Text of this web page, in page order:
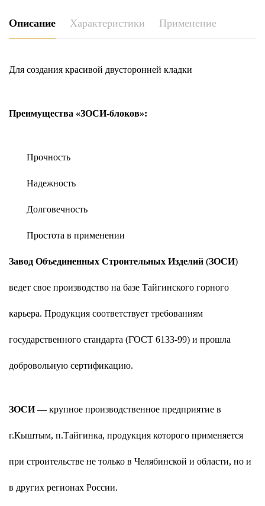
Описание Характеристики Применение
Для создания красивой двусторонней кладки
Преимущества «ЗОСИ-блоков»:
Прочность
Надежность
Долговечность
Простота в применении
Завод Объединенных Строительных Изделий (ЗОСИ)
ведет свое производство на базе Тайгинского горного
карьера. Продукция соответствует требованиям
государственного стандарта (ГОСТ 6133-99) и прошла
добровольную сертификацию.
ЗОСИ— крупное производственное предприятие в
г.Кыштым, п.Тайгинка, продукция которого применяется
при строительстве не только в Челябинской и области, но и
в других регионах России.